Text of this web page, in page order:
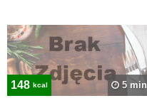
148 kcal 5 min